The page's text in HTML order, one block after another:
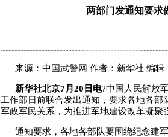
两部门发通知要
来源：中国武警网 作者：新华社 编辑
新华社北京7月20日电?中国人民解放
工作部日前联合发出通知，要求各地各
军政军民关系，为推进军地建设改革凝聚
通知要求，各地各部队要围绕纪念建